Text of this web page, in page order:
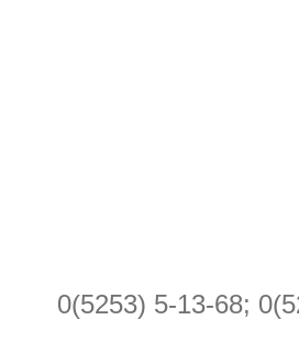
0(5253) 5-13-68;